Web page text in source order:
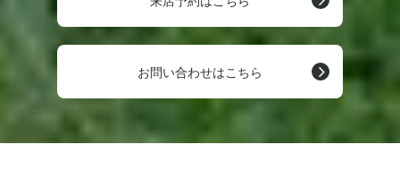
お問い合わせはこちら